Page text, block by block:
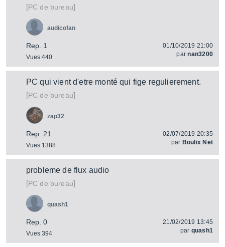
[PC de bureau]
Rep. 1
Vues 440
audicofan
01/10/2019 21:00
parnan3200
PC qui vient d'etre monté qui fige regulierement.
[PC de bureau]
Rep. 21
Vues 1388
zap32
02/07/2019 20:35
par Boulix Net
probleme de flux audio
[PC de bureau]
Rep. 0
Vues 394
quash1
21/02/2019 13:45
par quash1